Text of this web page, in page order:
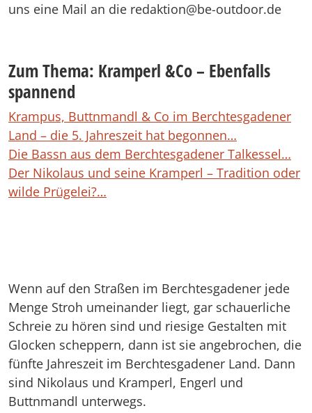
uns eine Mail an die redaktion@be-outdoor.de
Zum Thema: Kramperl &Co – Ebenfalls
spannend
Krampus, Buttnmandl & Co im Berchtesgadener
Land – die 5. Jahreszeit hat begonnen…
Die Bassn aus dem Berchtesgadener Talkessel…
Der Nikolaus und seine Kramperl – Tradition oder
wilde Prügelei?…
Wenn auf den Straßen im Berchtesgadener jede
Menge Stroh umeinander liegt, gar schauerliche
Schreie zu hören sind und riesige Gestalten mit
Glocken scheppern, dann ist sie angebrochen, die
fünfte Jahreszeit im Berchtesgadener Land. Dann
sind Nikolaus und Kramperl, Engerl und
Buttnmandl unterwegs.